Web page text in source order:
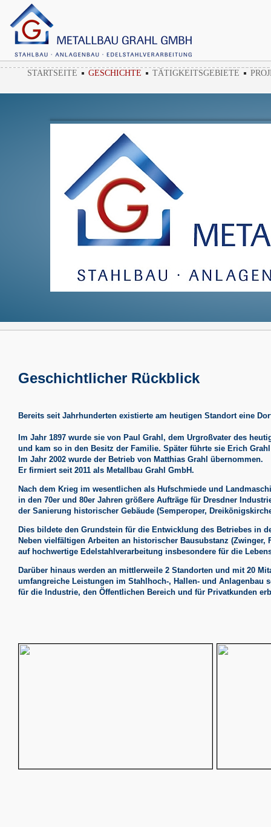
STARTSEITE GESCHICHTE TÄTIGKEITSGEBIETE
Geschichtlicher Rückblick
Bereits seit Jahrhunderten existierte am heutigen Standort eine
Im Jahr 1897 wurde sie von Paul Grahl, dem Urgroßvater des
und kam so in den Besitz der Familie. Später führte sie Erich
Im Jahr 2002 wurde der Betrieb von Matthias Grahl übernommen.
Er firmiert seit 2011 als Metallbau Grahl GmbH.
Nach dem Krieg im wesentlichen als Hufschmiede und
in den 70er und 80er Jahren größere Aufträge für Dresdner
der Sanierung historischer Gebäude (Semperoper,
Dies bildete den Grundstein für die Entwicklung des Betriebes in
Neben vielfältigen Arbeiten an historischer Bausubstanz
auf hochwertige Edelstahlverarbeitung insbesondere für die
Darüber hinaus werden an mittlerweile 2 Standorten und mit 20
umfangreiche Leistungen im Stahlhoch-, Hallen- und Anlagenbau
für die Industrie, den Öffentlichen Bereich und für Privatkunden